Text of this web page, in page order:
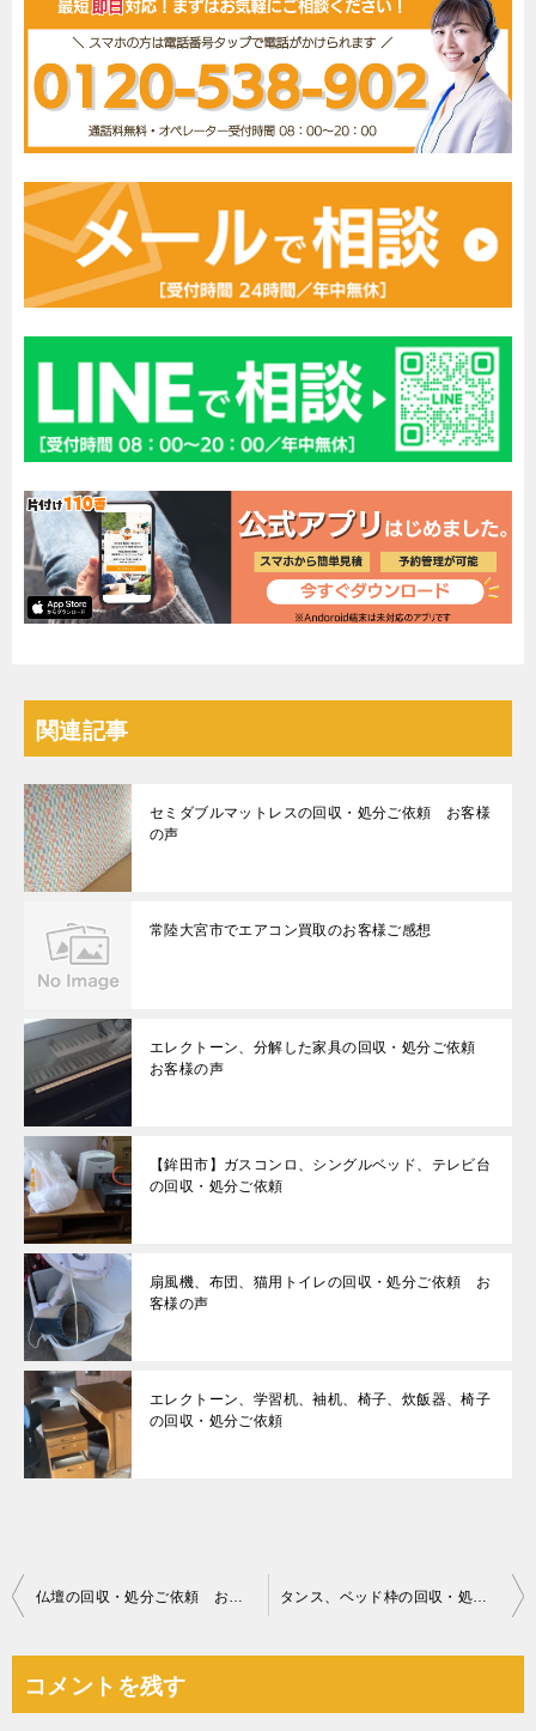
関連記事
セミダブルマットレスの回収・処分ご依頼 お客様
の声
常陸大宮市でエアコン買取のお客様ご感想
エレクトーン、分解した家具の回収・処分ご依頼
お客様の声
【鉾田市】ガスコンロ、シングルベッド、テレビ台
の回収・処分ご依頼
扇風機、布団、猫用トイレの回収・処分ご依頼 お
客様の声
エレクトーン、学習机、袖机、椅子、炊飯器、椅子
の回収・処分ご依頼
投
ビ
仏壇の回収・処分ご依頼 お客様の声 タンス、ベッド枠の回収・処分ご依頼 お客様の声
コメントを残す